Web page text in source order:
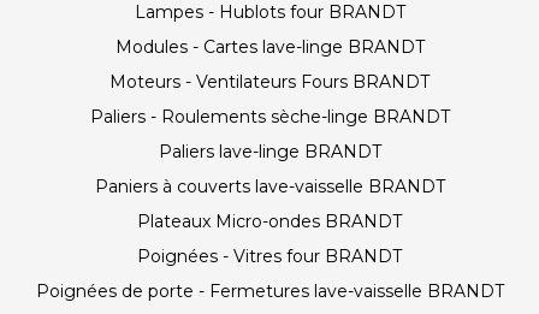
Lampes - Hublots four BRANDT
Modules - Cartes lave-linge BRANDT
Moteurs - Ventilateurs Fours BRANDT
Paliers - Roulements sèche-linge BRANDT
Paliers lave-linge BRANDT
Paniers à couverts lave-vaisselle BRANDT
Plateaux Micro-ondes BRANDT
Poignées - Vitres four BRANDT
Poignées de porte - Fermetures lave-vaisselle BRANDT